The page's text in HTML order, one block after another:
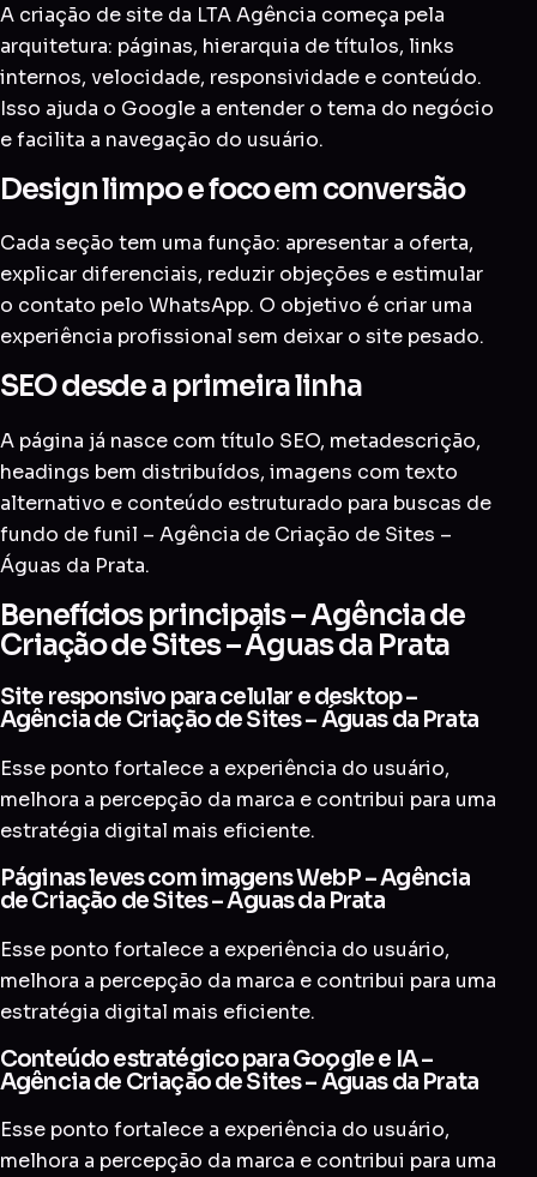
A criação de site da LTA Agência começa pela
arquitetura: páginas, hierarquia de títulos, links
internos, velocidade, responsividade e conteúdo.
Isso ajuda o Google a entender o tema do negócio
e facilita a navegação do usuário.
Design limpo e foco em conversão
Cada seção tem uma função: apresentar a oferta,
explicar diferenciais, reduzir objeções e estimular
o contato pelo WhatsApp. O objetivo é criar uma
experiência profissional sem deixar o site pesado.
SEO desde a primeira linha
A página já nasce com título SEO, metadescrição,
headings bem distribuídos, imagens com texto
alternativo e conteúdo estruturado para buscas de
fundo de funil – Agência de Criação de Sites –
Águas da Prata.
Benefícios principais – Agência de
Criação de Sites – Águas da Prata
Site responsivo para celular e desktop –
Agência de Criação de Sites – Águas da Prata
Esse ponto fortalece a experiência do usuário,
melhora a percepção da marca e contribui para uma
estratégia digital mais eficiente.
Páginas leves com imagens WebP – Agência
de Criação de Sites – Águas da Prata
Esse ponto fortalece a experiência do usuário,
melhora a percepção da marca e contribui para uma
estratégia digital mais eficiente.
Conteúdo estratégico para Google e IA –
Agência de Criação de Sites – Águas da Prata
Esse ponto fortalece a experiência do usuário,
melhora a percepção da marca e contribui para uma